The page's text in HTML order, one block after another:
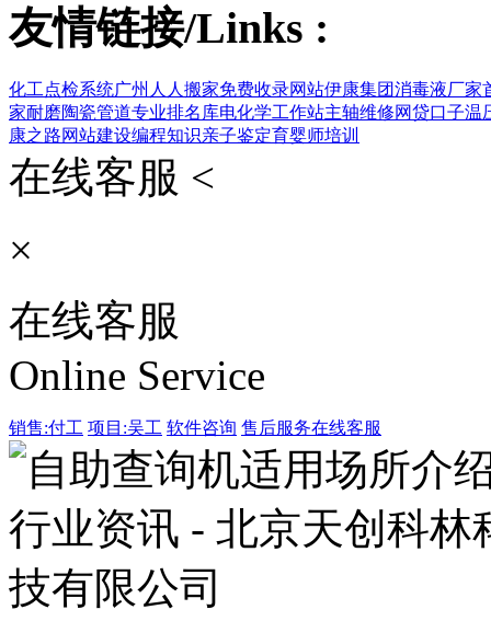
友情链接/Links :
化工点检系统广州人人搬家免费收录网站伊康集团消毒液厂家
家耐磨陶瓷管道专业排名库电化学工作站主轴维修网贷口子温
康之路网站建设编程知识亲子鉴定育婴师培训
在线客服 <
×
在线客服
Online Service
销售:付工 项目:吴工 软件咨询 售后服务在线客服